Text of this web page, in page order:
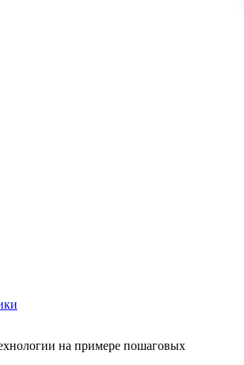
на примере пошаговых